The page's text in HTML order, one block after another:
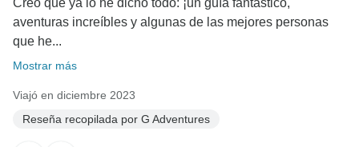
Creo que ya lo he dicho todo: ¡un guía fantástico,
aventuras increíbles y algunas de las mejores personas
que he...
Mostrar más
Viajó en diciembre 2023
Reseña recopilada por G Adventures